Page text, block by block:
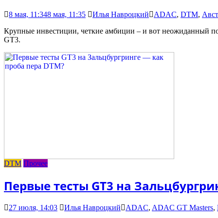
8 мая, 11:348 мая, 11:35 Илья Навроцкий ADAC, DTM,
Крупные инвестиции, четкие амбиции – и вот неожиданный
GT3.
DTM Прочее
Первые тесты GT3 на
27 июля, 14:03 Илья Навроцкий ADAC, ADAC GT Masters,